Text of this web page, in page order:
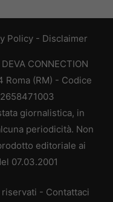
Policy - Disclaimer
CONNECTION
Roma (RM) - Codice
giornalistica, in
periodicità. Non
editoriale ai
07.03.2001
- Contattaci